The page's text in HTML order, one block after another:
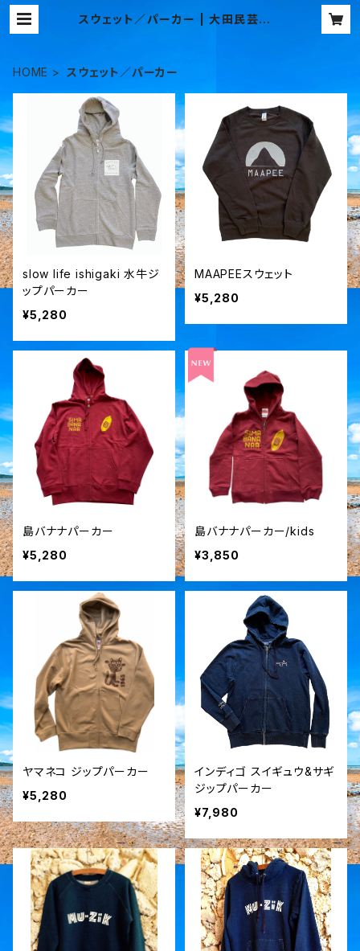
スウェット／パーカー | 大田民芸オリ
HOME スウェット／パーカー
slow life ishigaki 水牛ジ
ップパーカー
¥5,280
MAAPEEスウェット
¥5,280
島バナナパーカー
¥5,280
島バナナパーカー/kids
¥3,850
ヤマネコ ジップパーカー
¥5,280
インディゴ スイギュウ&サギ
ジップパーカー
¥7,980